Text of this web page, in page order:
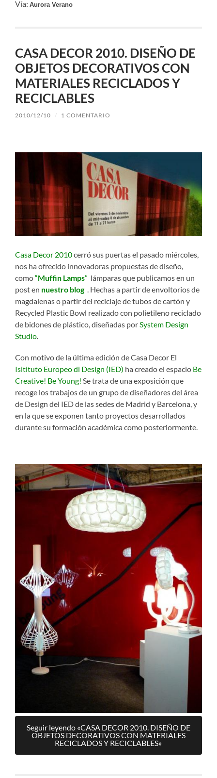
Vía:Aurora Verano
CASA DECOR 2010. DISEÑO DE
OBJETOS DECORATIVOS CON
MATERIALES RECICLADOS Y
RECICLABLES
2010/12/10 / 1 COMENTARIO
Casa Decor 2010cerró sus puertas el pasado miércoles,
nos ha ofrecido innovadoras propuestas de diseño,
como“Muffin Lamps” lámparas que publicamos en un
post en nuestro blog
. Hechas a partir de envoltorios de
magdalenas o partir del reciclaje de tubos de cartón y
Recycled Plastic Bowl realizado con polietileno reciclado
de bidones de plástico, diseñadas por System Design
Studio
Con motivo de la última edición de Casa Decor El
Isitituto Europeo di Design (IED) ha creado el espacio Be
Creative! Be Young! Se trata de una exposición que
recoge los trabajos de un grupo de diseñadores del área
de Design del IED de las sedes de Madrid y Barcelona, y
en la que se exponen tanto proyectos desarrollados
durante su formación académica como posteriormente.
Seguir leyendo «CASA DECOR 2010. DISEÑO DE
OBJETOS DECORATIVOS CON MATERIALES
RECICLADOS Y RECICLABLES»